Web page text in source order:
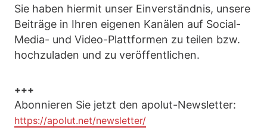
Sie haben hiermit unser Einverständnis, unsere
Beiträge in Ihren eigenen Kanälen auf Social-
Media- und Video-Plattformen zu teilen bzw.
hochzuladen und zu veröffentlichen.
+++
Abonnieren Sie jetzt den apolut-Newsletter:
https://apolut.net/newsletter/